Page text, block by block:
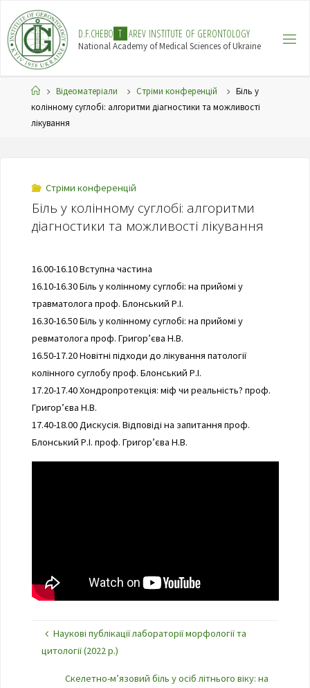
content
D.F.CHEBO T AREV INSTITUTE OF GERONTOL OGY
National Academy of Medical Sciences of Ukraine
HomeВідеоматеріали Стріми конференцій
Біль у
колінному суглобі: алгоритми діагностики та можливості
лікування
Стріми конференцій
Біль у колінному суглобі: алгоритми
діагностики та можливості лікування
16.00-16.10 Вступна частина
16.10-16.30 Біль у колінному суглобі: на прийомі у
травматолога проф. Блонський Р.І.
16.30-16.50 Біль у колінному суглобі: на прийомі у
ревматолога проф. Григор’єва Н.В.
16.50-17.20 Новітні підходи до лікування патології
колінного суглобу проф. Блонський Р.І.
17.20-17.40 Хондропротекція: міф чи реальність? проф.
Григор’єва Н.В.
17.40-18.00 Дискусія. Відповіді на запитання проф.
Блонський Р.І. проф. Григор’єва Н.В.
Наукові публікації лабораторії морфології та
цитології (2022 р.)
Скелетно-м’язовий біль у осіб літнього віку: на